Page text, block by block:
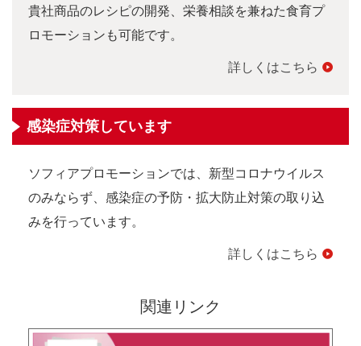
貴社商品のレシピの開発、栄養相談を兼ねた食育プ
ロモーションも可能です。
詳しくはこちら
感染症対策しています
ソフィアプロモーションでは、新型コロナウイルス
のみならず、感染症の予防・拡大防止対策の取り込
みを行っています。
詳しくはこちら
関連リンク